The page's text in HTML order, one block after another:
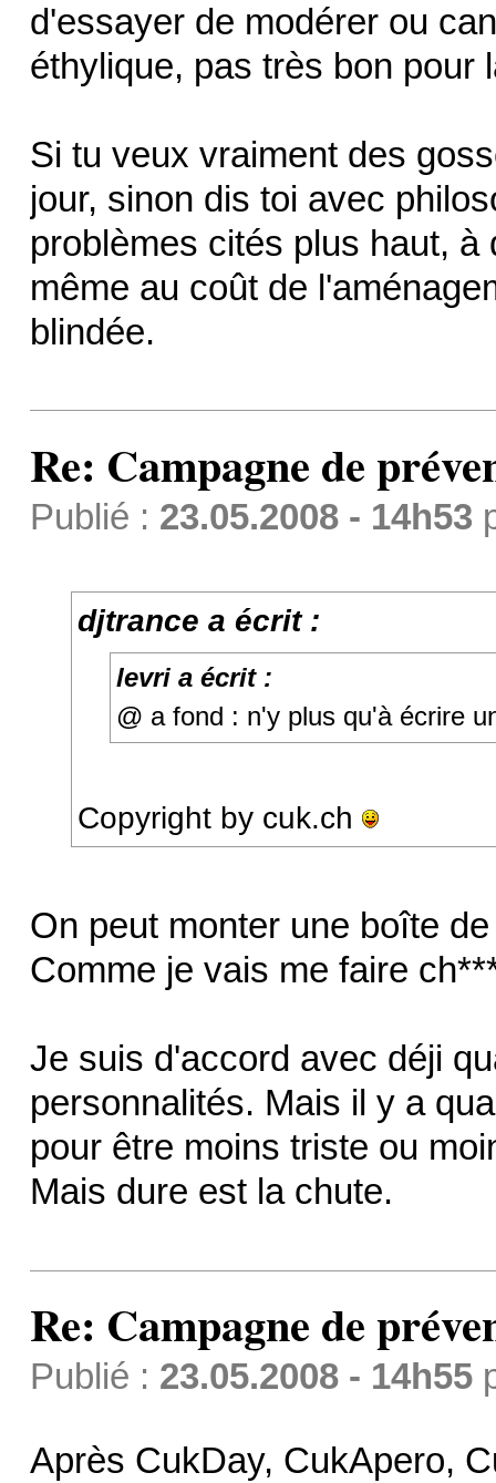
d'essayer de modérer ou
éthylique, pas très bon pour
Si tu veux vraiment des
jour, sinon dis toi avec
problèmes cités plus haut,
même au coût de
blindée.
Re: Campagne de
Publié : 23.05.2008 - 14h53
djtrance a écrit :
levri a écrit :
@ a fond : n'y plus qu'à écrire
Copyright by cuk.ch
On peut monter une boîte
Comme je vais me faire
Je suis d'accord avec déji
personnalités. Mais il y a
pour être moins triste ou
Mais dure est la chute.
Re: Campagne de
Publié : 23.05.2008 - 14h55
Après CukDay, CukApero,